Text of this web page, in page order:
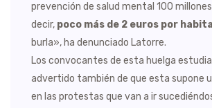
prevención de salud mental 100
decir, poco más de 2 euros por
burla», ha denunciado Latorre.
Los convocantes de esta huelga
advertido también de que esta supone
en las protestas que van a ir